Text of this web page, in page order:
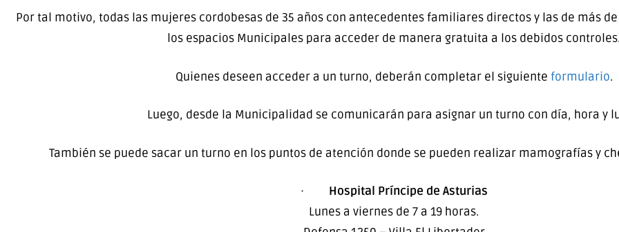
Por tal motivo, todas las mujeres cordobesas de 35 años con antecedentes familiares directos y las de más
los espacios Municipales para acceder de manera gratuita a los debidos
Quienes deseen acceder a un turno, deberán completar el siguiente formulario.
Luego, desde la Municipalidad se comunicarán para asignar un turno con día, hora y
También se puede sacar un turno en los puntos de atención donde se pueden realizar mamografías y
· Hospital Príncipe de Asturias
Lunes a viernes de 7 a 19 horas.